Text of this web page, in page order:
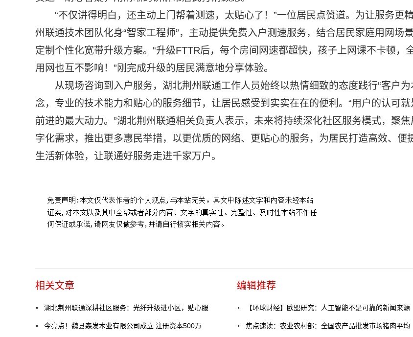
“不仅讲得明白，还主动上门帮着测速，太贴心了！”一位居民点赞道。为让服务更
州联通技术团队化身“智家工程师”，主动提供免费入户测速服务，结合居民家庭用网场
定制个性化宽带升级方案。“升级FTTR后，每个房间网速都超快，孩子上网课不卡顿，
用网也互不影响！”刚完成升级的居民满意地分享体验。
从现场咨询到入户服务，湖北荆州联通工作人员始终以热情细致的态度践行“客户为
念，专业的技术能力和贴心的服务细节，让居民感受到实实在在的便利。“用户的认可就
前进的最大动力。”湖北荆州联通相关负责人表示，未来将持续深化社区服务模式，聚焦
字化需求，推出更多惠民举措，以更优质的网络、更贴心的服务，为居民打造高效、便
生活新体验，让联通好服务走进千家万户。
相关文章
湖北荆州联通深耕社区服务：光纤升级进小区，贴心服
今亮点！魏县森发木业有限公司成立 注册资本500万
编辑推荐
【环球财经】欧盟研究：人工智能不是可靠的新闻来源
焦点速读：农业农村部：全国农产品批发市场猪肉平均